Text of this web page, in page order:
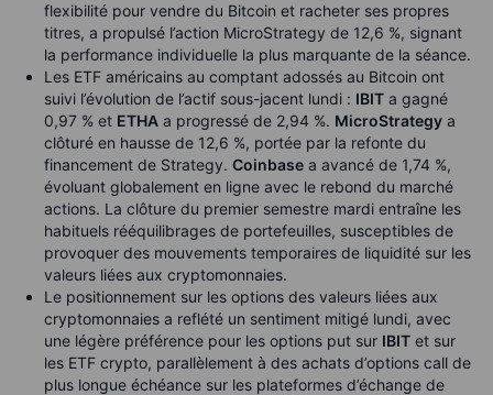
flexibilité pour vendre du Bitcoin et racheter ses propres
titres, a propulsé l’action MicroStrategy de 12,6 %, signant
la performance individuelle la plus marquante de la séance.
Les ETF américains au comptant adossés au Bitcoin ont
suivi l’évolution de l’actif sous-jacent lundi : IBIT a gagné
0,97 % et ETHA a progressé de 2,94 %. MicroStrategy a
clôturé en hausse de 12,6 %, portée par la refonte du
financement de Strategy. Coinbase a avancé de 1,74 %,
évoluant globalement en ligne avec le rebond du marché
actions. La clôture du premier semestre mardi entraîne les
habituels rééquilibrages de portefeuilles, susceptibles de
provoquer des mouvements temporaires de liquidité sur les
valeurs liées aux cryptomonnaies.
Le positionnement sur les options des valeurs liées aux
cryptomonnaies a reflété un sentiment mitigé lundi, avec
une légère préférence pour les options put sur IBIT et sur
les ETF crypto, parallèlement à des achats d’options call de
plus longue échéance sur les plateformes d’échange de